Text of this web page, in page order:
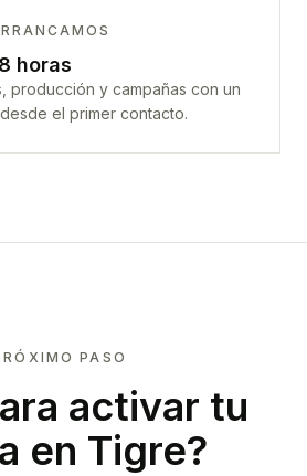
horas
producción y campañas con un
el primer contacto.
PASO
activar tu
en Tigre?